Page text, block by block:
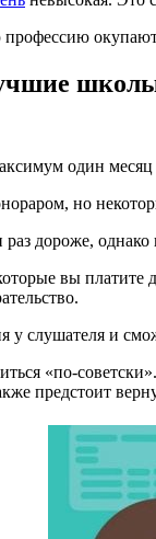
один
но
дороже,
вы платите
у слушателя и
«по-
предстоит